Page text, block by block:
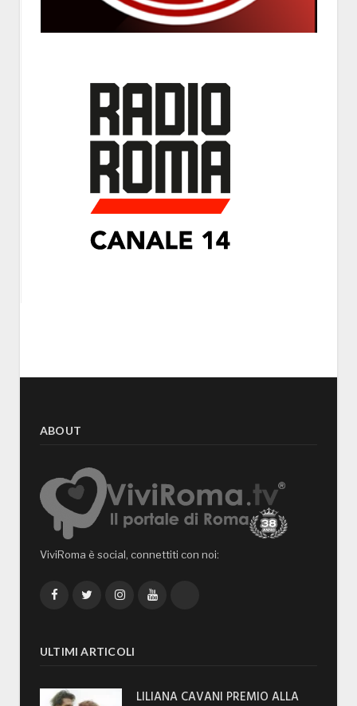
ABOUT
ViviRoma è social, connettiti con noi:
FacebookTwitterInstagramYouTube
ULTIMI ARTICOLI
LILIANA CAVANI PREMIO ALLA